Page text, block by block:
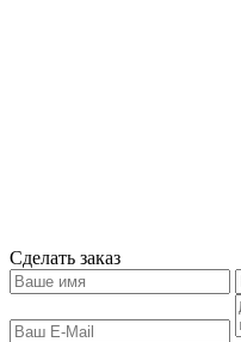
Сделать заказ